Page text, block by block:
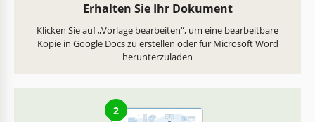
Erhalten Sie Ihr Dokument
Klicken Sie auf „Vorlage bearbeiten“, um eine bearbeitbare
Kopie in Google Docs zu erstellen oder für Microsoft Word
herunterzuladen
2